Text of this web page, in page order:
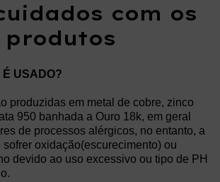
com os
produtos
USADO?
produzidas em metal de cobre, zinco
950 banhada a Ouro 18k, em geral
de processos alérgicos, no entanto, a
sofrer oxidação(escurecimento) ou
devido ao uso excessivo ou tipo de PH